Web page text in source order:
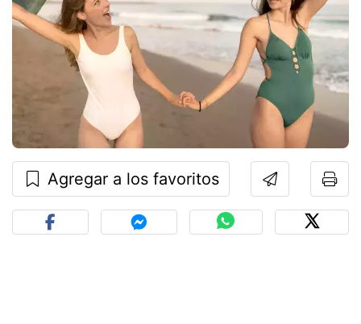
Agregar a los favoritos